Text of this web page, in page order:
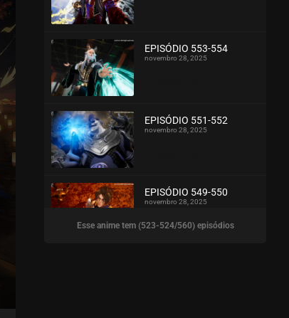
EPISÓDIO 553-554
novembro 28, 2025
EPISÓDIO 551-552
novembro 28, 2025
ASSISTIDO
EPISÓDIO 549-550
novembro 28, 2025
Esse anime tem (523-524/560) episódios